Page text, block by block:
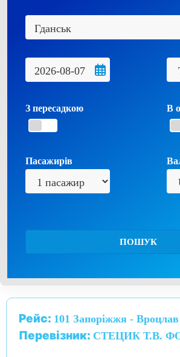
З пересадкою В
Пасажирів
ПОШУК
Рейс: 101 Запоріжжя - Вроцлав
Перевізник: СТЕЦИК Т.В.